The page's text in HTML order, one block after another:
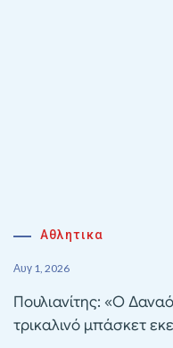
Αθλητικα
Αυγ 1, 2026
Πουλιανίτης: «Ο
τρικαλινό μπάσκετ